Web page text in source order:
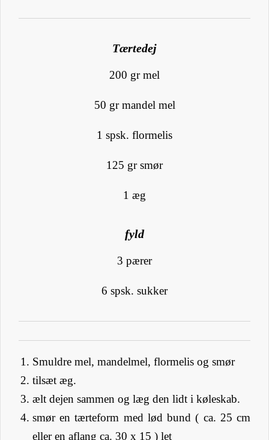
Tærtedej
200 gr mel
50 gr mandel mel
1 spsk. flormelis
125 gr smør
1 æg
fyld
3 pærer
6 spsk. sukker
Smuldre mel, mandelmel, flormelis og smør
tilsæt æg.
ælt dejen sammen og læg den lidt i køleskab.
smør en tærteform med lød bund ( ca. 25 cm
eller en aflang ca. 30 x 15 ) let